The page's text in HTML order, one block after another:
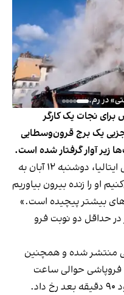
در رم.
برای نجات یک کارگر
یک برج قرون‌وسطایی
زیر آوار گرفتار شده است.
لوکا کاری، سخنگوی آتش‌نشانی ملی ایتالیا، دوشنبه ۱۲ آبان به
او را زنده بیرون بیاوریم
بیشتر پیچیده است.»
در حداقل دو نوبت فرو
منتشر شده و همچنین
فروپاشی حوالی ساعت